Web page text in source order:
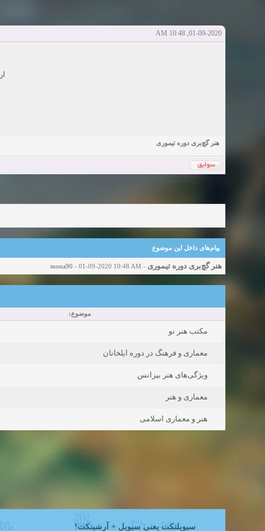
شروع کننده: elmi.alireza70
Girls in your town for night - Real-life Females
01-09-2020, 10:48 AM
هنر گچ‌بری دوره تیموری
پیام‌های داخل این موضوع
هنر گچ‌بری دوره تیموری -
mona90 - 01-09-2020 10:48 AM
موضوع:
مکتب هنر نو
معماری و فرهنگ در دوره ایلخانان
ویژگی‌های هنر بیزانس
معماری و هنر
هنر و معماری اسلامی
سیویلتکت یعنی سیویل + آرشیتکت!